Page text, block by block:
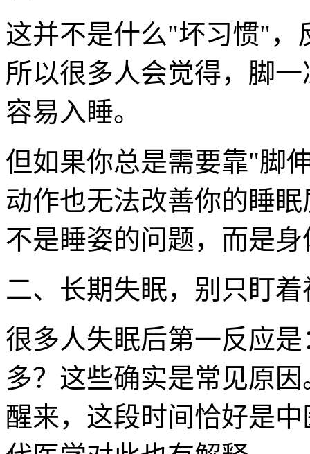
这并不是什么"坏习惯"
所以很多人会觉得，脚
容易入睡。
但如果你总是需要靠"脚
动作也无法改善你的睡
不是睡姿的问题，而是
二、长期失眠，别只盯
很多人失眠后第一反应
多？这些确实是常见原
醒来，这段时间恰好是